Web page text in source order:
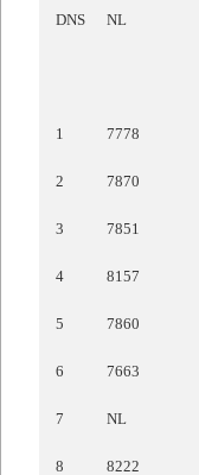
DNS NL
1 7778
2 7870
3 7851
4 8157
5 7860
6 7663
7 NL
8 8222